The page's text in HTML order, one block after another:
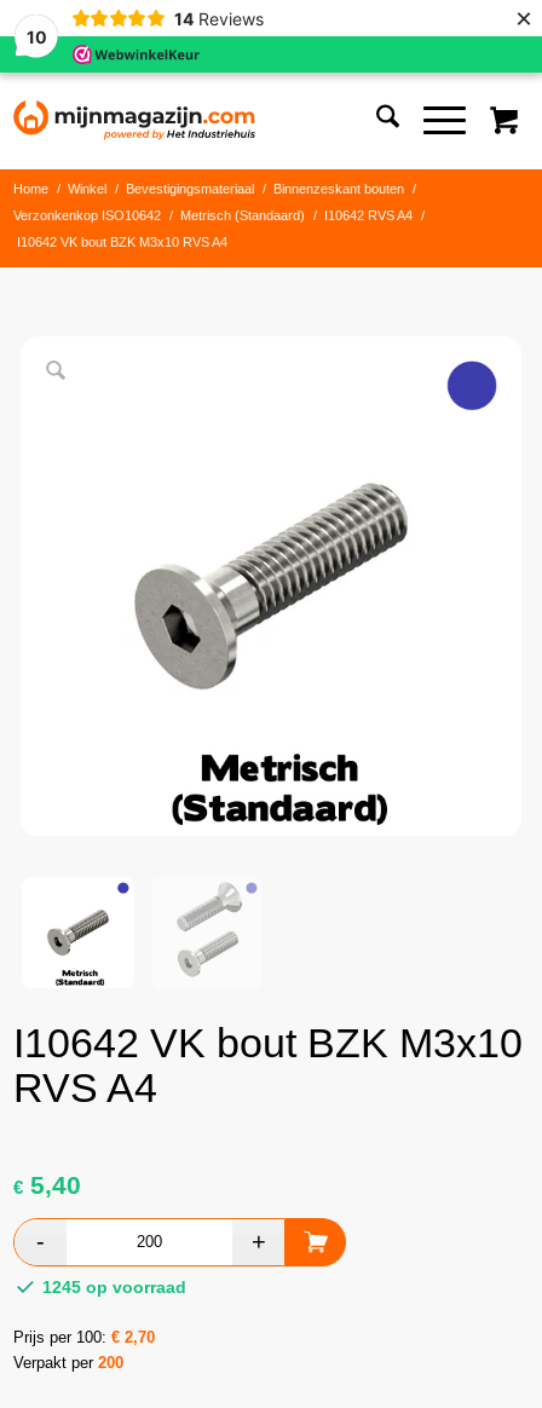
10
14 Reviews ×
Home / Winkel / Bevestigingsmateriaal / Binnenzeskant bouten
/
Verzonkenkop ISO10642
/ Metrisch (Standaard) / I10642 RVS A4
/
I10642 VK bout BZK M3x10 RVS A4
I10642 VK bout BZK M3x10
RVS A4
€ 5,40
1245 op voorraad
Prijs per 100:€2,70
Verpakt per200